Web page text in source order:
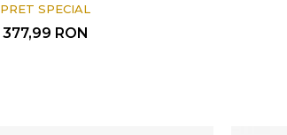
PRET SPECIAL
377,99 RON